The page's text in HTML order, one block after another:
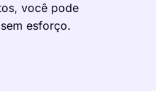
você pode
esforço.